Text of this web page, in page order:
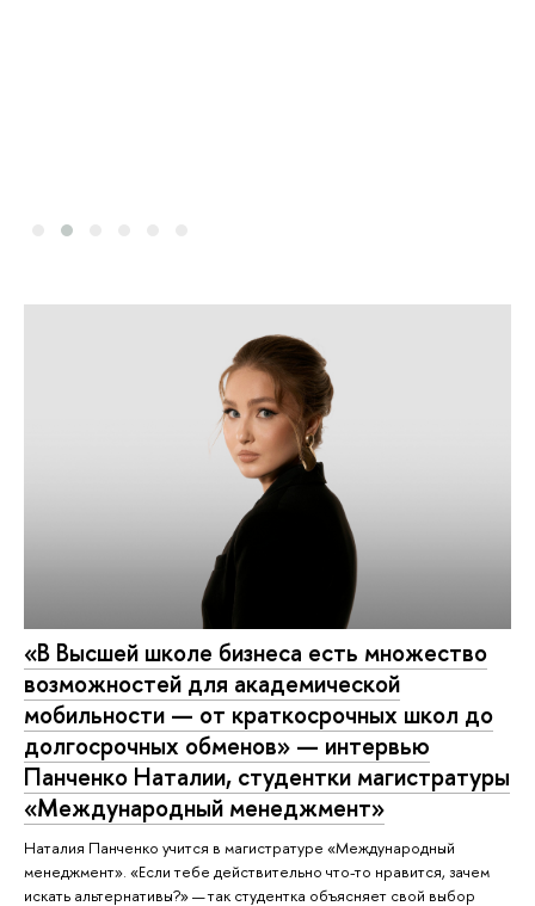
«В Высшей школе бизнеса есть множество
возможностей для академической
мобильности — от краткосрочных школ до
долгосрочных обменов» — интервью
Панченко Наталии, студентки магистратуры
«Международный менеджмент»
Наталия Панченко учится в магистратуре «Международный
менеджмент». «Если тебе действительно что-то нравится, зачем
искать альтернативы?» — так студентка объясняет свой выбор